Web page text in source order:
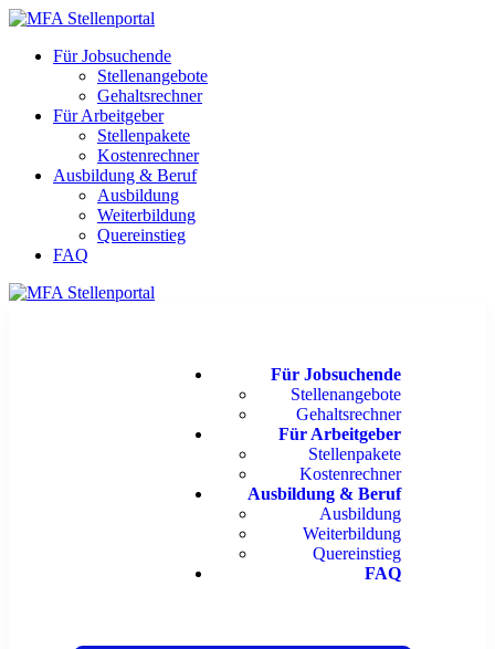
Für Jobsuchende
Stellenangebote
Gehaltsrechner
Für Arbeitgeber
Stellenpakete
Kostenrechner
Ausbildung & Beruf
Ausbildung
Weiterbildung
Quereinstieg
FAQ
Für Jobsuchende
Stellenangebote
Gehaltsrechner
Für Arbeitgeber
Stellenpakete
Kostenrechner
Ausbildung & Beruf
Ausbildung
Weiterbildung
Quereinstieg
FAQ